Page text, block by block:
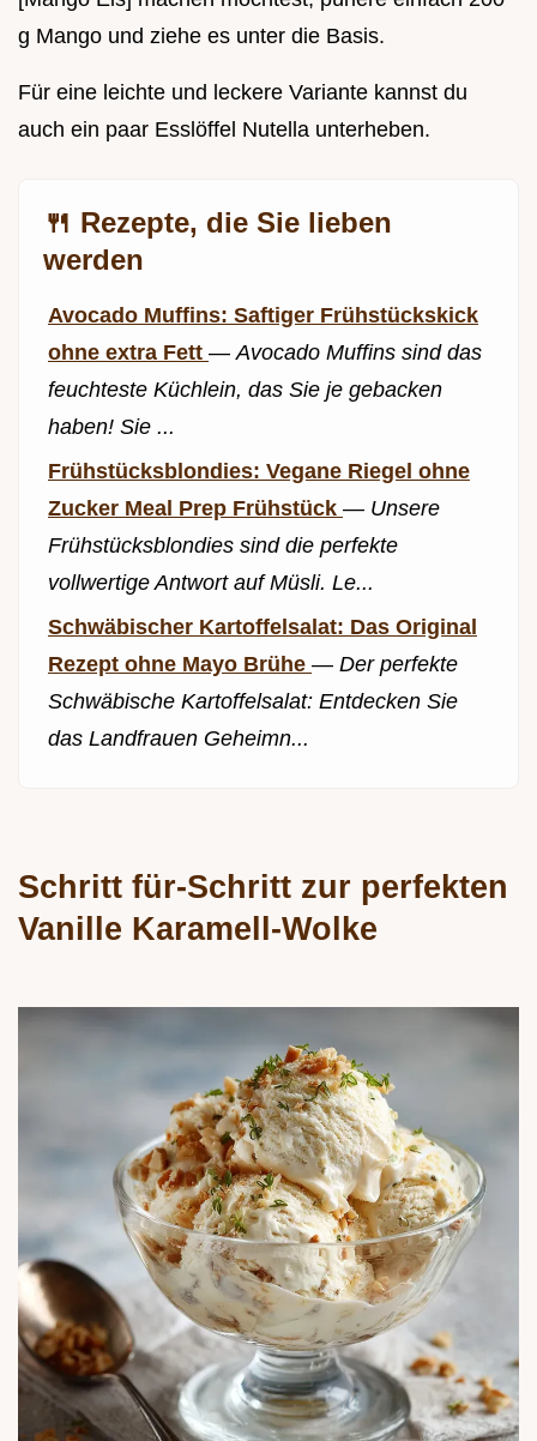
g Mango und ziehe es unter die Basis.
Für eine leichte und leckere Variante kannst du
auch ein paar Esslöffel Nutella unterheben.
🍴 Rezepte, die Sie lieben
werden
Avocado Muffins: Saftiger Frühstückskick
ohne extra Fett —Avocado Muffins sind das
feuchteste Küchlein, das Sie je gebacken
haben! Sie ...
Frühstücksblondies: Vegane Riegel ohne
Zucker Meal Prep Frühstück — Unsere
Frühstücksblondies sind die perfekte
vollwertige Antwort auf Müsli. Le...
Schwäbischer Kartoffelsalat: Das Original
Rezept ohne Mayo Brühe — Der perfekte
Schwäbische Kartoffelsalat: Entdecken Sie
das Landfrauen Geheimn...
Schritt für-Schritt zur perfekten
Vanille Karamell-Wolke